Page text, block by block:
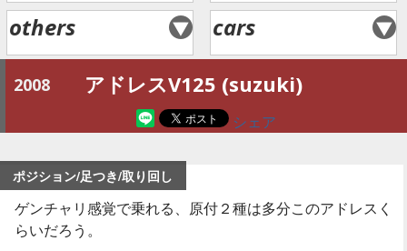
others
cars
2008 アドレスV125 (suzuki)
シェア
ポジション/足つき/取り回し
ゲンチャリ感覚で乗れる、原付２種は多分このアドレスく
らいだろう。